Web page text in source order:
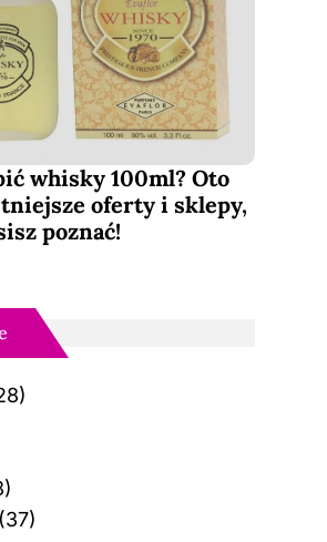
whisky 100ml? Oto
oferty i sklepy,
poznać!